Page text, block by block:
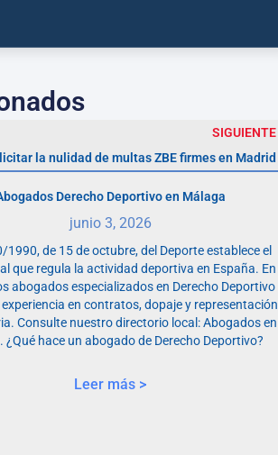
SIGUIENTE
la nulidad de multas ZBE firmes en Madrid
Derecho Deportivo en Málaga
junio 3, 2026
1990, de 15 de octubre, del Deporte establece el
que regula la actividad deportiva en España. En
abogados especializados en Derecho Deportivo
en contratos, dopaje y representación
Consulte nuestro directorio local: Abogados en
¿Qué hace un abogado de Derecho Deportivo?
Leer más >